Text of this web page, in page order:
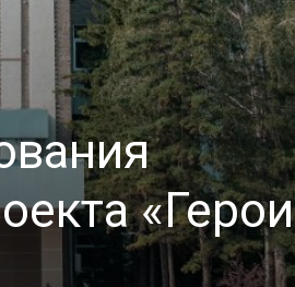
«Герои